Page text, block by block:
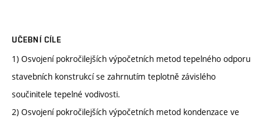
UČEBNÍ CÍLE
1) Osvojení pokročilejších výpočetních metod tepelného odporu
stavebních konstrukcí se zahrnutím teplotně závislého
součinitele tepelné vodivosti.
2) Osvojení pokročilejších výpočetních metod kondenzace ve